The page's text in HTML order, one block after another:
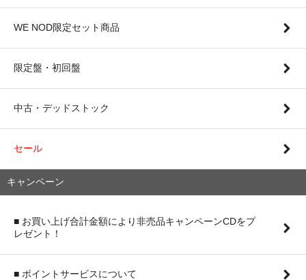
WE NOD限定セット商品
限定盤・初回盤
中古・デッドストック
セール
キャンペーン
■ お買い上げ合計金額により非売品キャンペーンCDをプ
レゼント！
■ ポイントサービスについて